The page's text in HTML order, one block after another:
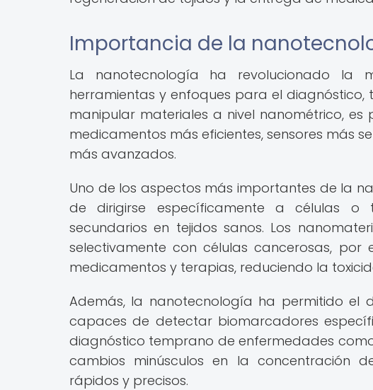
Importancia de la
La nanotecnología ha revolucionado la
herramientas y enfoques para el
manipular materiales a nivel nanométrico,
medicamentos más eficientes, sensores más
más avanzados.
Uno de los aspectos más importantes de la
de dirigirse específicamente a células o
secundarios en tejidos sanos. Los
selectivamente con células cancerosas,
medicamentos y terapias, reduciendo la
Además, la nanotecnología ha permitido el
capaces de detectar biomarcadores
diagnóstico temprano de enfermedades
cambios minúsculos en la concentración
rápidos y precisos.